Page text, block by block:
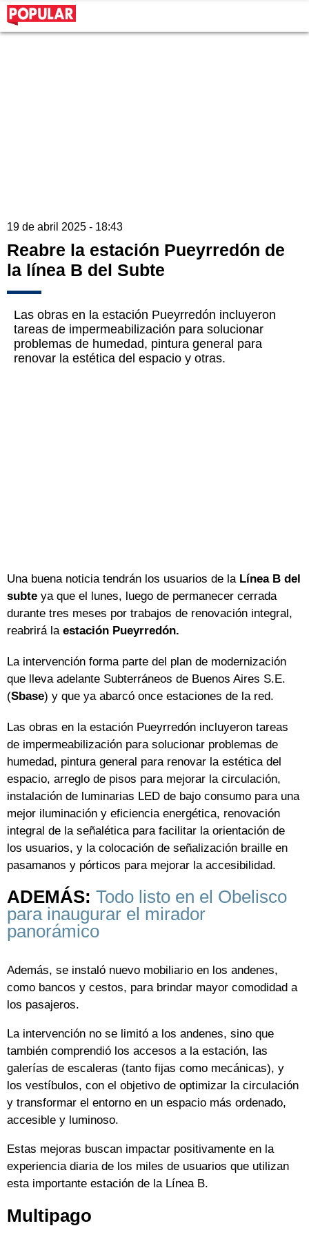
19 de abril 2025 - 18:43
Reabre la estación Pueyrredón de
la línea B del Subte
Las obras en la estación Pueyrredón incluyeron
tareas de impermeabilización para solucionar
problemas de humedad, pintura general para
renovar la estética del espacio y otras.
Una buena noticia tendrán los usuarios de laLínea B del
subte ya que el lunes, luego de permanecer cerrada
durante tres meses por trabajos de renovación integral,
reabrirá la estación Pueyrredón.
La intervención forma parte del plan de modernización
que lleva adelante Subterráneos de Buenos Aires S.E.
(Sbase) y que ya abarcó once estaciones de la red.
Las obras en la estación Pueyrredón incluyeron tareas
de impermeabilización para solucionar problemas de
humedad, pintura general para renovar la estética del
espacio, arreglo de pisos para mejorar la circulación,
instalación de luminarias LED de bajo consumo para una
mejor iluminación y eficiencia energética, renovación
integral de la señalética para facilitar la orientación de
los usuarios, y la colocación de señalización braille en
pasamanos y pórticos para mejorar la accesibilidad.
ADEMÁS: Todo listo en el Obelisco
para inaugurar el mirador
panorámico
Además, se instaló nuevo mobiliario en los andenes,
como bancos y cestos, para brindar mayor comodidad a
los pasajeros.
La intervención no se limitó a los andenes, sino que
también comprendió los accesos a la estación, las
galerías de escaleras (tanto fijas como mecánicas), y
los vestíbulos, con el objetivo de optimizar la circulación
y transformar el entorno en un espacio más ordenado,
accesible y luminoso.
Estas mejoras buscan impactar positivamente en la
experiencia diaria de los miles de usuarios que utilizan
esta importante estación de la Línea B.
Multipago